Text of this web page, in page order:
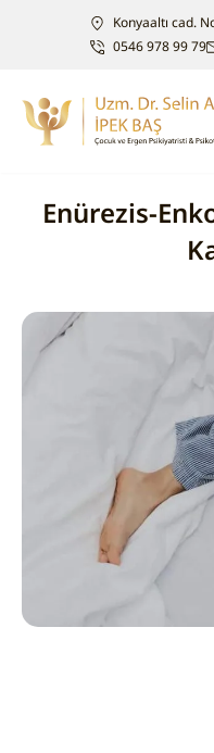
Konyaaltı cad.
0546 978 99 79
Enürezis-